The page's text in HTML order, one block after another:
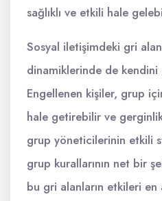
sağlıklı ve etkili hale
Sosyal iletişimdeki gri
dinamiklerinde de
Engellenen kişiler, grup
hale getirebilir ve
grup yöneticilerinin etkili
grup kurallarının net bir
bu gri alanların etkileri